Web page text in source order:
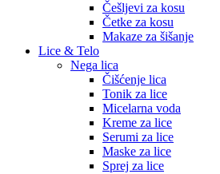
Češljevi za kosu
Četke za kosu
Makaze za šišanje
Lice & Telo
Nega lica
Čišćenje lica
Tonik za lice
Micelarna voda
Kreme za lice
Serumi za lice
Maske za lice
Sprej za lice